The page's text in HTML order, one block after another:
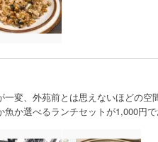
一変、外苑前とは思えないほどの
か選べるランチセットが1,000円で